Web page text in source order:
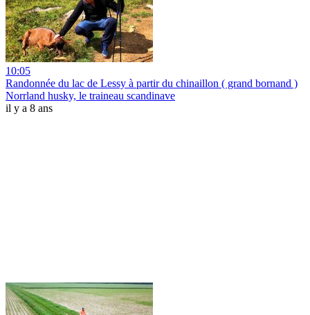
10:05
Randonnée du lac de Lessy à partir du chinaillon ( grand bornand )
Norrland husky, le traineau scandinave
il y a 8 ans